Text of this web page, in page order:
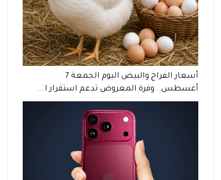
أسعار الفراخ والبيض اليوم الجمعة 7
أغسطس.. وفرة المعروض تدعم استقرار ا...